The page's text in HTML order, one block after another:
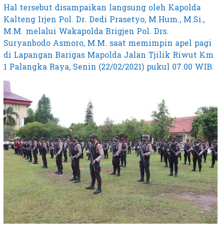
Hal tersebut disampaikan langsung oleh Kapolda
Kalteng Irjen Pol. Dr. Dedi Prasetyo, M.Hum., M.Si.,
M.M. melalui Wakapolda Brigjen Pol. Drs.
Suryanbodo Asmoro, M.M. saat memimpin apel pagi
di Lapangan Barigas Mapolda Jalan Tjilik Riwut Km
1 Palangka Raya, Senin (22/02/2021) pukul 07.00 WIB.